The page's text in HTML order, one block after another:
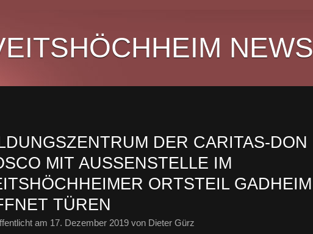
NEWS
DER CARITAS-DON
MIT AUSSENSTELLE IM V
ORTSTEIL GADHEIM Ö
TÜREN
am 17. Dezember 2019 von Dieter Gürz